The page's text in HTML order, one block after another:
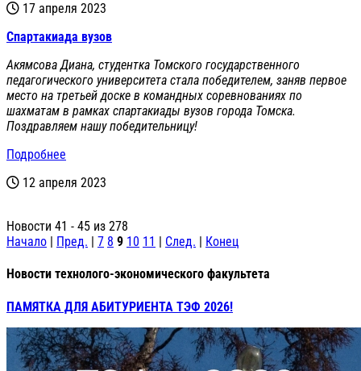
17 апреля 2023
Спартакиада вузов
Акямсова Диана, студентка Томского государственного
педагогического университета стала победителем, заняв первое
место на третьей доске в командных соревнованиях по
шахматам в рамках спартакиады вузов города Томска.
Поздравляем нашу победительницу!
Подробнее
12 апреля 2023
Новости 41 - 45 из 278
Начало | Пред. | 7 8 9 10 11 | След. | Конец
Новости технолого-экономического факультета
ПАМЯТКА ДЛЯ АБИТУРИЕНТА ТЭФ 2026!